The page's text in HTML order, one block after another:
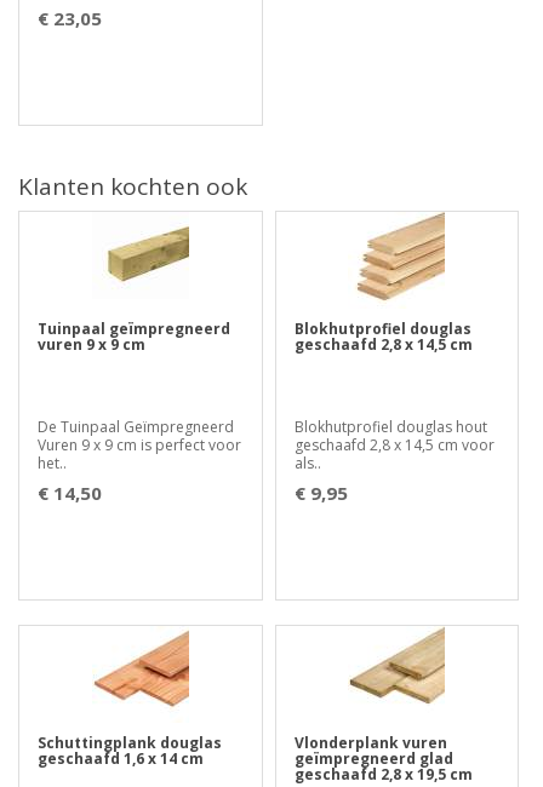
€ 23,05
Klanten kochten ook
Tuinpaal geïmpregneerd
vuren 9 x 9 cm
De Tuinpaal Geïmpregneerd
Vuren 9 x 9 cm is perfect voor
het..
€ 14,50
Blokhutprofiel douglas
geschaafd 2,8 x 14,5 cm
Blokhutprofiel douglas hout
geschaafd 2,8 x 14,5 cm voor
als..
€ 9,95
Schuttingplank douglas
geschaafd 1,6 x 14 cm
Vlonderplank vuren
geïmpregneerd glad
geschaafd 2,8 x 19,5 cm